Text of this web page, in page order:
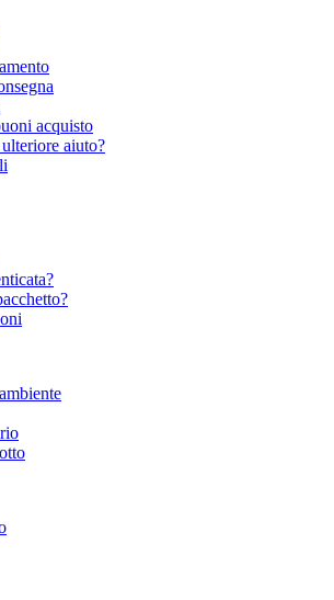
acquisto
aiuto?